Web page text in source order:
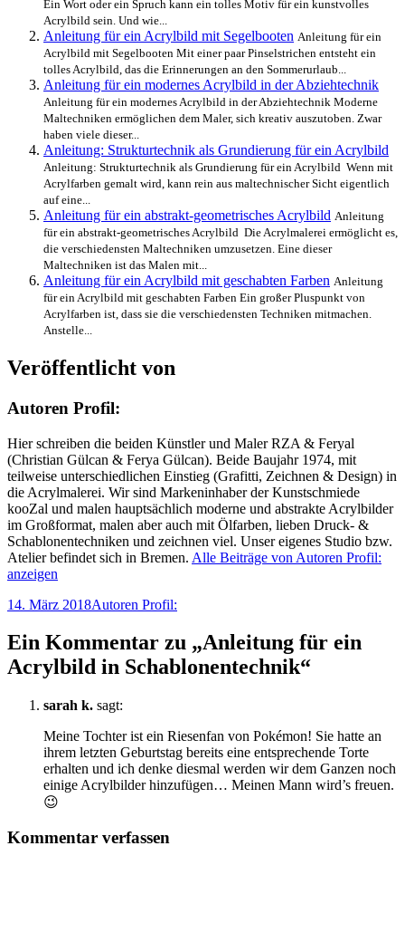
Ein Wort oder ein Spruch kann ein tolles Motiv für ein kunstvolles
Acrylbild sein. Und wie...
Anleitung für ein Acrylbild mit Segelbooten Anleitung für ein
Acrylbild mit Segelbooten Mit einer paar Pinselstrichen entsteht ein
tolles Acrylbild, das die Erinnerungen an den Sommerurlaub...
Anleitung für ein modernes Acrylbild in der Abziehtechnik
Anleitung für ein modernes Acrylbild in der Abziehtechnik Moderne
Maltechniken ermöglichen dem Maler, sich kreativ auszutoben. Zwar
haben viele dieser...
Anleitung: Strukturtechnik als Grundierung für ein Acrylbild
Anleitung: Strukturtechnik als Grundierung für ein Acrylbild Wenn mit
Acrylfarben gemalt wird, kann rein aus maltechnischer Sicht eigentlich
auf eine...
Anleitung für ein abstrakt-geometrisches Acrylbild Anleitung
für ein abstrakt-geometrisches Acrylbild Die Acrylmalerei ermöglicht es,
die verschiedensten Maltechniken umzusetzen. Eine dieser
Maltechniken ist das Malen mit...
Anleitung für ein Acrylbild mit geschabten Farben Anleitung
für ein Acrylbild mit geschabten Farben Ein großer Pluspunkt von
Acrylfarben ist, dass sie die verschiedensten Techniken mitmachen.
Anstelle...
Veröffentlicht von
Autoren Profil:
Hier schreiben die beiden Künstler und Maler RZA & Feryal
(Christian Gülcan & Ferya Gülcan). Beide Baujahr 1974, mit
teilweise unterschiedlichen Einstieg (Grafitti, Zeichnen & Design) in
die Acrylmalerei. Wir sind Markeninhaber der Kunstschmiede
kooZal und malen hauptsächlich moderne und abstrakte Acrylbilder
im Großformat, malen aber auch mit Ölfarben, lieben Druck- &
Schablonentechniken und zeichnen viel. Unser eigenes Studio bzw.
Atelier befindet sich in Bremen. Alle Beiträge von Autoren Profil:
anzeigen
Veröffentlicht
14. März 2018Autor
Autoren Profil:
Ein Kommentar zu „Anleitung für ein
Acrylbild in Schablonentechnik“
sarah k. sagt:
Meine Tochter ist ein Riesenfan von Pokémon! Sie hatte an
ihrem letzten Geburtstag bereits eine entsprechende Torte
erhalten und ich denke diesmal werden wir dem Ganzen noch
einige Acrylbilder hinzufügen… Meinen Mann wird’s freuen.
😉
Kommentar verfassen